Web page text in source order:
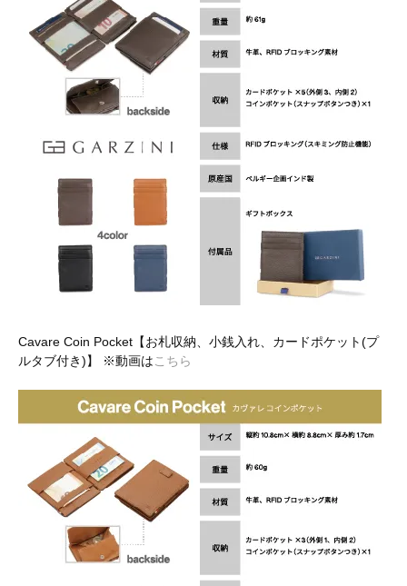
Cavare Coin Pocket【お札収納、小銭入れ、カードポケット(プ
ルタブ付き)】 ※動画は こちら